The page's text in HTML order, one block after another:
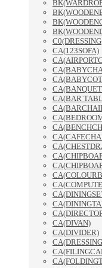
C0(DRESSING
CA(123SOFA)
CA(BAR
CA(DIVAN)
CA(DIVIDER)